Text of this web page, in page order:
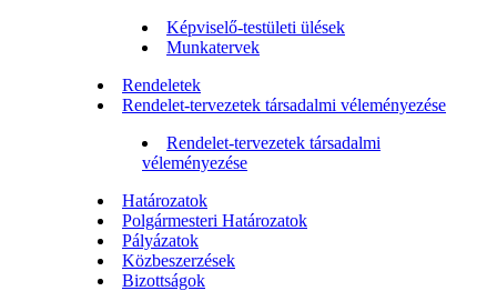
Képviselő-testületi ülések
Munkatervek
Rendeletek
Rendelet-tervezetek társadalmi véleményezése
Rendelet-tervezetek társadalmi
véleményezése
Határozatok
Polgármesteri Határozatok
Pályázatok
Közbeszerzések
Bizottságok